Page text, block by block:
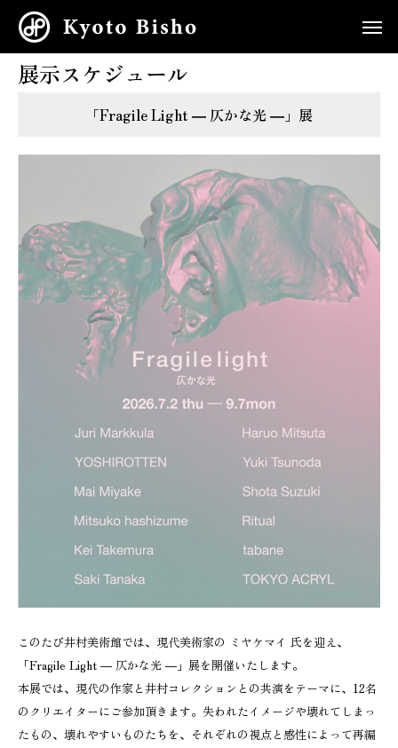
Imura Art Museum 展示スケジュール
展示スケジュール
「Fragile Light ― 仄かな光 ―」展
このたび井村美術館では、現代美術家の ミヤケマイ 氏を迎え、
「Fragile Light ― 仄かな光 ―」展を開催いたします。
本展では、現代の作家と井村コレクションとの共演をテーマに、12名
のクリエイターにご参加頂きます。失われたイメージや壊れてしまっ
たもの、壊れやすいものたちを、それぞれの視点と感性によって再編